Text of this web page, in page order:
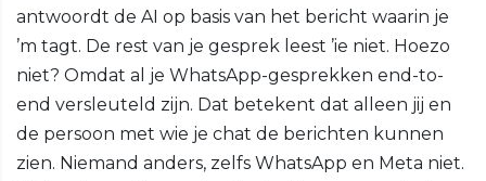
antwoordt de AI op basis van het bericht waarin je
’m tagt. De rest van je gesprek leest ’ie niet. Hoezo
niet? Omdat al je WhatsApp-gesprekken end-to-
end versleuteld zijn. Dat betekent dat alleen jij en
de persoon met wie je chat de berichten kunnen
zien. Niemand anders, zelfs WhatsApp en Meta niet.